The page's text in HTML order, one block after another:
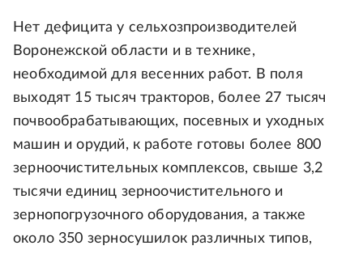
Нет дефицита у сельхозпроизводителей
Воронежской области и в технике,
необходимой для весенних работ. В поля
выходят 15 тысяч тракторов, более 27 тысяч
почвообрабатывающих, посевных и уходных
машин и орудий, к работе готовы более 800
зерноочистительных комплексов, свыше 3,2
тысячи единиц зерноочистительного и
зернопогрузочного оборудования, а также
около 350 зерносушилок различных типов,